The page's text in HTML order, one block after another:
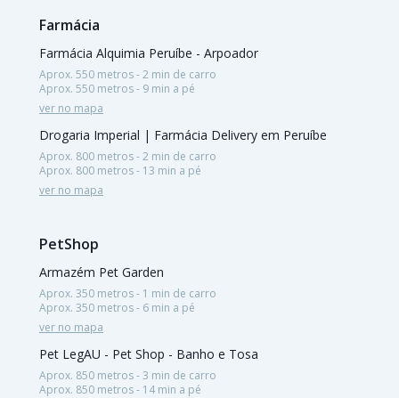
Farmácia
Farmácia Alquimia Peruíbe - Arpoador
Aprox. 550 metros - 2 min de carro
Aprox. 550 metros - 9 min a pé
ver no mapa
Drogaria Imperial | Farmácia Delivery em Peruíbe
Aprox. 800 metros - 2 min de carro
Aprox. 800 metros - 13 min a pé
ver no mapa
PetShop
Armazém Pet Garden
Aprox. 350 metros - 1 min de carro
Aprox. 350 metros - 6 min a pé
ver no mapa
Pet LegAU - Pet Shop - Banho e Tosa
Aprox. 850 metros - 3 min de carro
Aprox. 850 metros - 14 min a pé